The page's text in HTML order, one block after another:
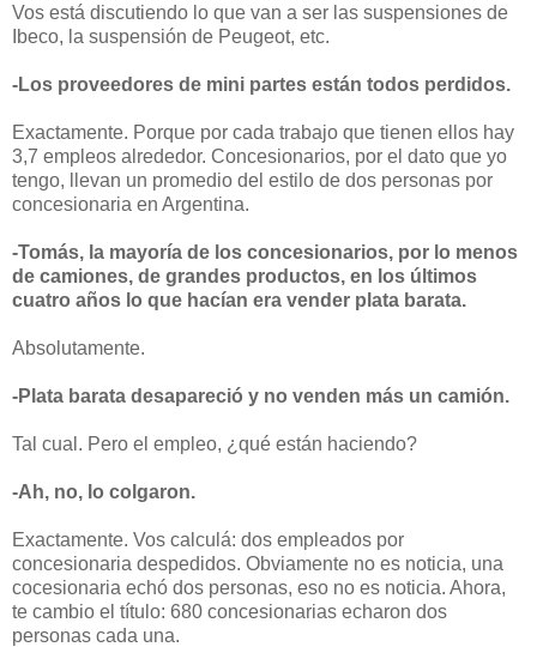
Vos está discutiendo lo que van a ser las suspensiones de
Ibeco, la suspensión de Peugeot, etc.
-Los proveedores de mini partes están todos perdidos.
Exactamente. Porque por cada trabajo que tienen ellos hay
3,7 empleos alrededor. Concesionarios, por el dato que yo
tengo, llevan un promedio del estilo de dos personas por
concesionaria en Argentina.
-Tomás, la mayoría de los concesionarios, por lo menos
de camiones, de grandes productos, en los últimos
cuatro años lo que hacían era vender plata barata.
Absolutamente.
-Plata barata desapareció y no venden más un camión.
Tal cual. Pero el empleo, ¿qué están haciendo?
-Ah, no, lo colgaron.
Exactamente. Vos calculá: dos empleados por
concesionaria despedidos. Obviamente no es noticia, una
cocesionaria echó dos personas, eso no es noticia. Ahora,
te cambio el título: 680 concesionarias echaron dos
personas cada una.